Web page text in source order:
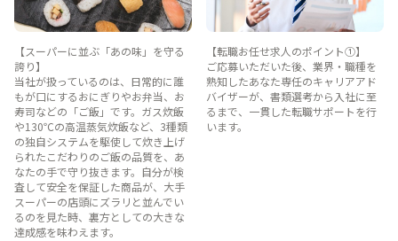
【スーパーに並ぶ「あの味」を守る
誇り】
当社が扱っているのは、日常的に誰
もが口にするおにぎりやお弁当、お
寿司などの「ご飯」です。ガス炊飯
や130℃の高温蒸気炊飯など、3種類
の独自システムを駆使して炊き上げ
られたこだわりのご飯の品質を、あ
なたの手で守り抜きます。自分が検
査して安全を保証した商品が、大手
スーパーの店頭にズラリと並んでい
るのを見た時、裏方としての大きな
達成感を味わえます。
【転職お任せ求人のポイント①】
ご応募いただいた後、業界・職種を
熟知したあなた専任のキャリアアド
バイザーが、書類選考から入社に至
るまで、一貫した転職サポートを行
います。